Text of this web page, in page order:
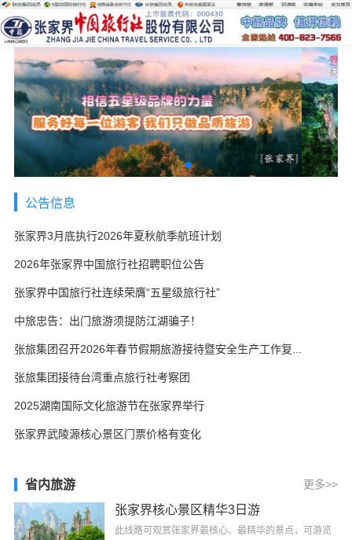
公告信息
张家界3月底执行2026年夏秋航季航班计划
2026年张家界中国旅行社招聘职位公告
张家界中国旅行社连续荣膺“五星级旅行社”
中旅忠告：出门旅游须提防江湖骗子！
张旅集团召开2026年春节假期旅游接待暨安全生产工作复盘会
张旅集团接待台湾重点旅行社考察团
2025湖南国际文化旅游节在张家界举行
张家界武陵源核心景区门票价格有变化
省内旅游 更多>>
张家界核心景区精华3日游
此线路可观赏张家界最核心、最精华的景点，可游览